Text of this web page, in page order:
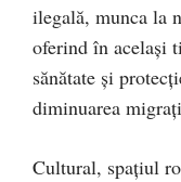
ilegală, munca la
oferind în același
sănătate și
diminuarea
Cultural, spațiul